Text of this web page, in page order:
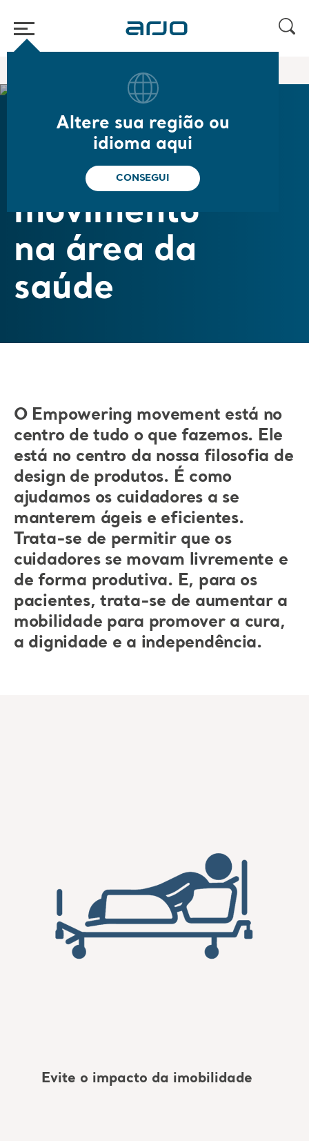
Altere sua região ou
idioma aqui
CONSEGUI
Empowering Movement
Vamos
capacitar o
movimento
na área da
saúde
O Empowering movement está no
centro de tudo o que fazemos. Ele
está no centro da nossa filosofia de
design de produtos. É como
ajudamos os cuidadores a se
manterem ágeis e eficientes.
Trata-se de permitir que os
cuidadores se movam livremente e
de forma produtiva. E, para os
pacientes, trata-se de aumentar a
mobilidade para promover a cura,
a dignidade e a independência.
Evite o impacto da imobilidade